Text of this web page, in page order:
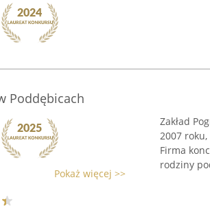
Poddębicach
Pokaż więcej >>
Zakład
2007
Firma
rodziny